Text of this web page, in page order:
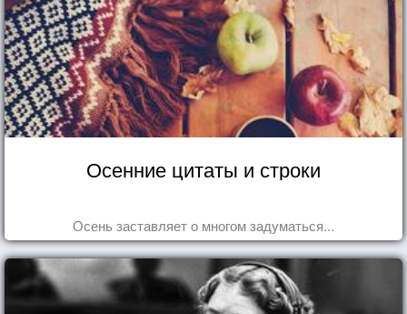
Осенние цитаты и строки
Осень заставляет о многом задуматься...